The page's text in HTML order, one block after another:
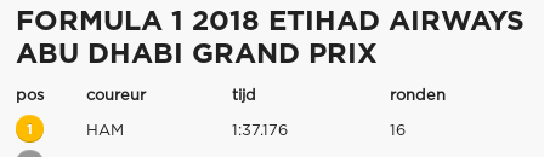
FORMULA 1 2018 ETIHAD AIRWAYS
ABU DHABI GRAND PRIX
pos coureur tijd ronden
1 HAM 1:37.176 16